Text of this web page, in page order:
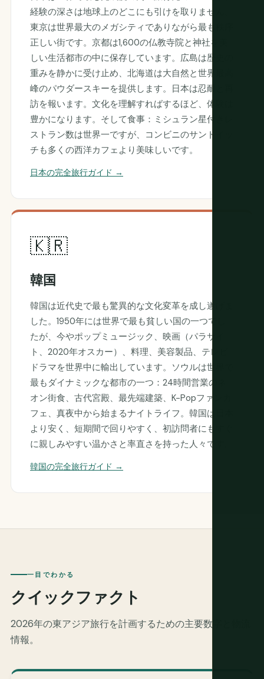
経験の深さは地球上のどこにも引けを取りません。
東京は世界最大のメガシティでありながら最も秩序
正しい街です。京都は1,600の仏教寺院と神社を美
しい生活都市の中に保存しています。広島は歴史の
重みを静かに受け止め、北海道は大自然と世界最高
峰のパウダースキーを提供します。日本は忍耐と再
訪を報います。文化を理解すればするほど、体験は
豊かになります。そして食事：ミシュラン星付きレ
ストラン数は世界一ですが、コンビニのサンドイッ
チも多くの西洋カフェより美味しいです。
日本の完全旅行ガイド →
🇰🇷
韓国
韓国は近代史で最も驚異的な文化変革を成し遂げま
した。1950年には世界で最も貧しい国の一つでし
たが、今やポップミュージック、映画（パラサイ
ト、2020年オスカー）、料理、美容製品、テレビ
ドラマを世界中に輸出しています。ソウルは世界で
最もダイナミックな都市の一つ：24時間営業のネ
オン街食、古代宮殿、最先端建築、K-Popファンカ
フェ、真夜中から始まるナイトライフ。韓国は日本
より安く、短期間で回りやすく、初訪問者にもすぐ
に親しみやすい温かさと率直さを持った人々です。
韓国の完全旅行ガイド →
一目でわかる
クイックファクト
2026年の東アジア旅行を計画するための主要数字と物流
情報。